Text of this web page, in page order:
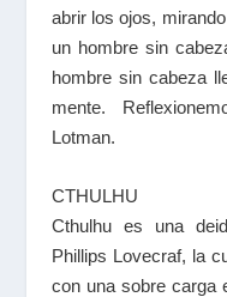
abrir los ojos,
un hombre sin
hombre sin cabeza
mente.
Lotman.
CTHULHU
Cthulhu es una
Phillips Lovecraf, la
con una sobre carga